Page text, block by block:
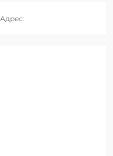
Адрес: